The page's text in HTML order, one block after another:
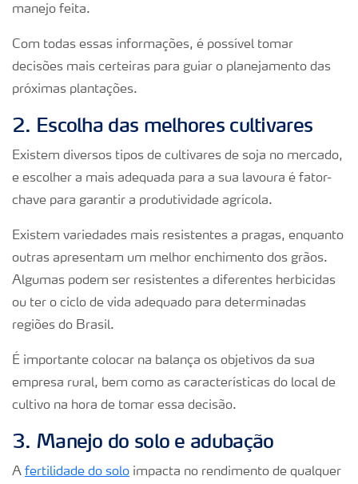
manejo feita.
Com todas essas informações, é possível tomar
decisões mais certeiras para guiar o planejamento das
próximas plantações.
2. Escolha das melhores cultivares
Existem diversos tipos de cultivares de soja no mercado,
e escolher a mais adequada para a sua lavoura é fator-
chave para garantir a produtividade agrícola.
Existem variedades mais resistentes a pragas, enquanto
outras apresentam um melhor enchimento dos grãos.
Algumas podem ser resistentes a diferentes herbicidas
ou ter o ciclo de vida adequado para determinadas
regiões do Brasil.
É importante colocar na balança os objetivos da sua
empresa rural, bem como as características do local de
cultivo na hora de tomar essa decisão.
3. Manejo do solo e adubação
A fertilidade do solo impacta no rendimento de qualquer